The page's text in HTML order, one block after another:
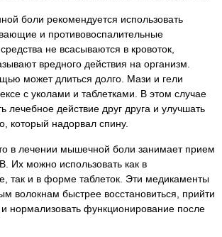
боли рекомендуется использовать
и противовоспалительные
не всасываются в кровоток,
вредного действия на организм.
может длиться долго. Мази и гели
с уколами и таблетками. В этом случае
лечебное действие друг друга и улучшать
который надорвал спину.
в лечении мышечной боли занимает прием
Их можно использовать как в
так и в форме таблеток. Эти медикаменты
волокнам быстрее восстановиться, прийти
нормализовать функционирование после